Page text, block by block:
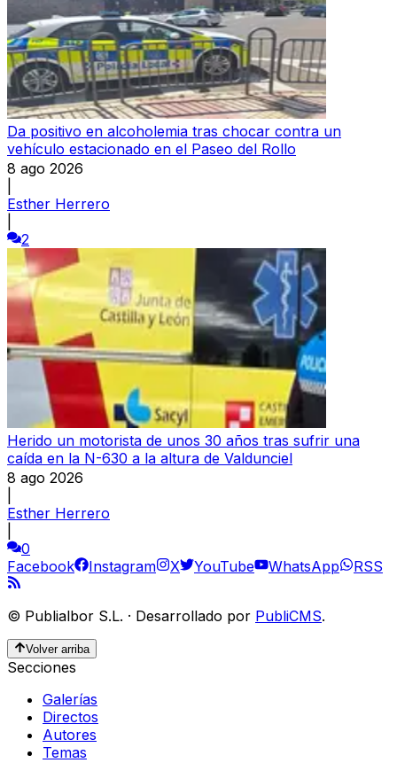
Da positivo en alcoholemia tras chocar contra un
vehículo estacionado en el Paseo del Rollo
8 ago 2026
Esther Herrero
2
Herido un motorista de unos 30 años tras sufrir una
caída en la N-630 a la altura de Valdunciel
8 ago 2026
Esther Herrero
0
Facebook
Instagram X YouTube WhatsApp RSS
© Publialbor S.L. · Desarrollado por PubliCMS.
Volver arriba
Secciones
Galerías
Directos
Autores
Temas